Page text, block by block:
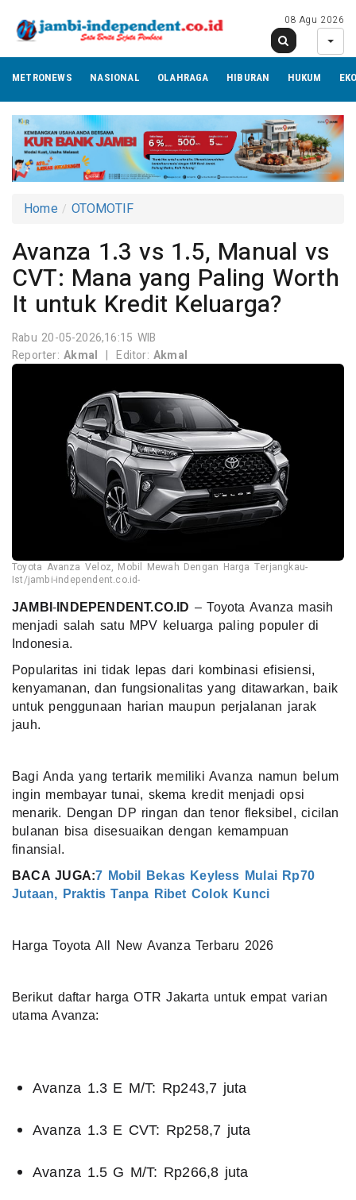
08 Agu 2026
METRONEWS NASIONAL OLAHRAGA HIBURAN HUKUM
Home OTOMOTIF
Avanza 1.3 vs 1.5, Manual vs
CVT: Mana yang Paling Worth
It untuk Kredit Keluarga?
Rabu 20-05-2026,16:15 WIB
Reporter:Akmal | Editor:Akmal
Toyota Avanza Veloz, Mobil Mewah Dengan Harga Terjangkau-
Ist/jambi-independent.co.id-
JAMBI - INDEPENDENT.CO.ID – Toyota Avanza masih
menjadi salah satu MPV keluarga paling populer di
Indonesia.
Popularitas ini tidak lepas dari kombinasi efisiensi,
kenyamanan, dan fungsionalitas yang ditawarkan, baik
untuk penggunaan harian maupun perjalanan jarak
jauh.
Bagi Anda yang tertarik memiliki Avanza namun belum
ingin membayar tunai, skema kredit menjadi opsi
menarik. Dengan DP ringan dan tenor fleksibel, cicilan
bulanan bisa disesuaikan dengan kemampuan
finansial.
BACA JUGA:7 Mobil Bekas Keyless Mulai Rp70
Jutaan, Praktis Tanpa Ribet Colok Kunci
Harga Toyota All New Avanza Terbaru 2026
Berikut daftar harga OTR Jakarta untuk empat varian
utama Avanza:
Avanza 1.3 E M/T: Rp243,7 juta
Avanza 1.3 E CVT: Rp258,7 juta
Avanza 1.5 G M/T: Rp266,8 juta